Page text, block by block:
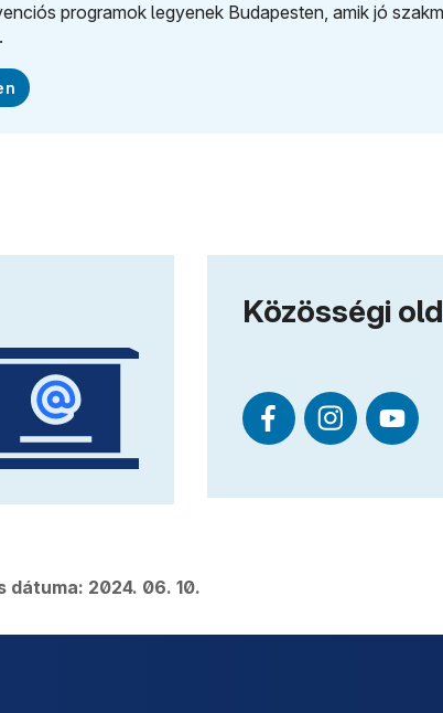
programok legyenek Budapesten, amik jó
Közösségi
dátuma: 2024. 06. 10.